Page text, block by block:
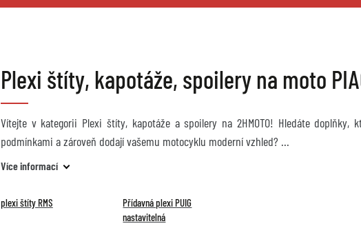
Plexi štíty, kapotáže, spoilery na moto
Vítejte v kategorii Plexi štíty, kapotáže a spoilery na 2HMOTO! Hledáte
podmínkami a zároveň dodají vašemu motocyklu moderní vzhled?
Více informací
plexi štíty RMS
Přídavná plexi PUIG
nastavitelná